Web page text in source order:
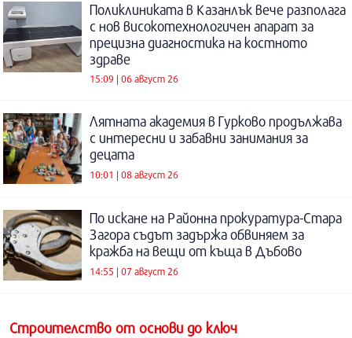
Поликлиниката в Казанлък вече разполага
с нов високотехнологичен апарат за
прецизна диагностика на костното
здраве
15:09 | 06 август 26
Лятната академия в Гурково продължава
с интересни и забавни занимания за
децата
10:01 | 08 август 26
По искане на Районна прокуратура-Стара
Загора съдът задържа обвиняем за
кражба на вещи от къща в Дъбово
14:55 | 07 август 26
Строителство от основи до ключ